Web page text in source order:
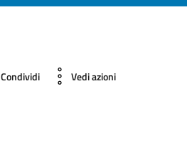
Condividi Vedi azioni